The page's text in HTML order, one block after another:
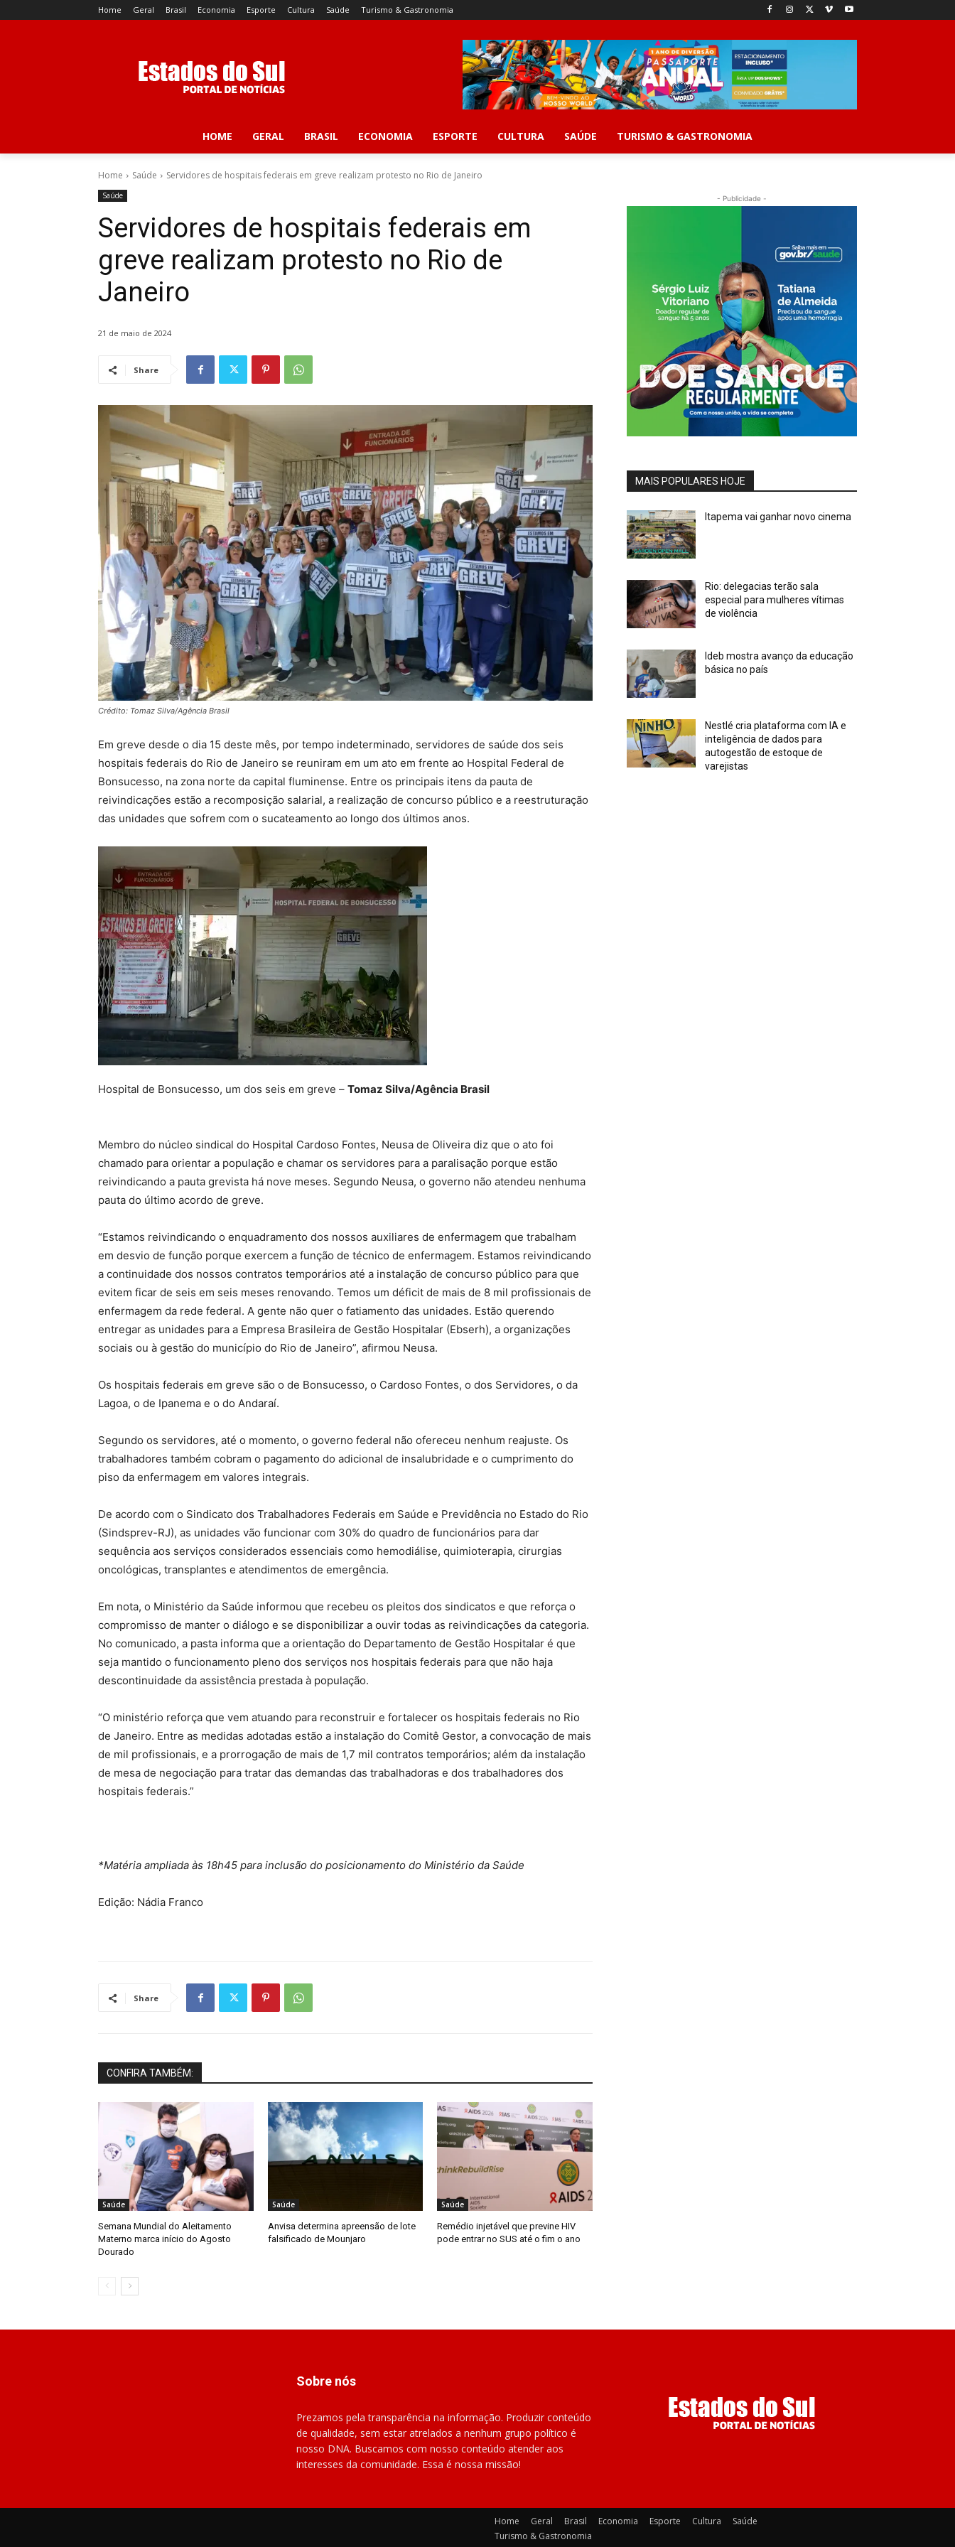
Home Geral Brasil Economia Esporte Cultura Saúde Turismo & Gastronomia
HOME GERAL BRASIL ECONOMIA ESPORTE CULTURA SAÚDE TURISMO & GASTRONOMIA
Home Saúde Servidores de hospitais federais em greve realizam protesto no Rio de Janeiro
Saúde
Servidores de hospitais federais em
greve realizam protesto no Rio de
Janeiro
21 de maio de 2024
Share
Crédito: Tomaz Silva/Agência Brasil
Em greve desde o dia 15 deste mês, por tempo indeterminado, servidores de saúde dos seis
hospitais federais do Rio de Janeiro se reuniram em um ato em frente ao Hospital Federal de
Bonsucesso, na zona norte da capital fluminense. Entre os principais itens da pauta de
reivindicações estão a recomposição salarial, a realização de concurso público e a reestruturação
das unidades que sofrem com o sucateamento ao longo dos últimos anos.
Hospital de Bonsucesso, um dos seis em greve – Tomaz Silva/Agência Brasil
Membro do núcleo sindical do Hospital Cardoso Fontes, Neusa de Oliveira diz que o ato foi
chamado para orientar a população e chamar os servidores para a paralisação porque estão
reivindicando a pauta grevista há nove meses. Segundo Neusa, o governo não atendeu nenhuma
pauta do último acordo de greve.
“Estamos reivindicando o enquadramento dos nossos auxiliares de enfermagem que trabalham
em desvio de função porque exercem a função de técnico de enfermagem. Estamos reivindicando
a continuidade dos nossos contratos temporários até a instalação de concurso público para que
evitem ficar de seis em seis meses renovando. Temos um déficit de mais de 8 mil profissionais de
enfermagem da rede federal. A gente não quer o fatiamento das unidades. Estão querendo
entregar as unidades para a Empresa Brasileira de Gestão Hospitalar (Ebserh), a organizações
sociais ou à gestão do município do Rio de Janeiro”, afirmou Neusa.
Os hospitais federais em greve são o de Bonsucesso, o Cardoso Fontes, o dos Servidores, o da
Lagoa, o de Ipanema e o do Andaraí.
Segundo os servidores, até o momento, o governo federal não ofereceu nenhum reajuste. Os
trabalhadores também cobram o pagamento do adicional de insalubridade e o cumprimento do
piso da enfermagem em valores integrais.
De acordo com o Sindicato dos Trabalhadores Federais em Saúde e Previdência no Estado do Rio
(Sindsprev-RJ), as unidades vão funcionar com 30% do quadro de funcionários para dar
sequência aos serviços considerados essenciais como hemodiálise, quimioterapia, cirurgias
oncológicas, transplantes e atendimentos de emergência.
Em nota, o Ministério da Saúde informou que recebeu os pleitos dos sindicatos e que reforça o
compromisso de manter o diálogo e se disponibilizar a ouvir todas as reivindicações da categoria.
No comunicado, a pasta informa que a orientação do Departamento de Gestão Hospitalar é que
seja mantido o funcionamento pleno dos serviços nos hospitais federais para que não haja
descontinuidade da assistência prestada à população.
“O ministério reforça que vem atuando para reconstruir e fortalecer os hospitais federais no Rio
de Janeiro. Entre as medidas adotadas estão a instalação do Comitê Gestor, a convocação de mais
de mil profissionais, e a prorrogação de mais de 1,7 mil contratos temporários; além da instalação
de mesa de negociação para tratar das demandas das trabalhadoras e dos trabalhadores dos
hospitais federais.”
*Matéria ampliada às 18h45 para inclusão do posicionamento do Ministério da Saúde
Edição: Nádia Franco
Share
CONFIRA TAMBÉM:
Saúde
Semana Mundial do Aleitamento
Materno marca início do Agosto
Dourado
Saúde
Anvisa determina apreensão de lote
falsificado de Mounjaro
Saúde
Remédio injetável que previne HIV
pode entrar no SUS até o fim o ano
- Publicidade -
MAIS POPULARES HOJE
Itapema vai ganhar novo cinema
Rio: delegacias terão sala
especial para mulheres vítimas
de violência
Ideb mostra avanço da educação
básica no país
Nestlé cria plataforma com IA e
inteligência de dados para
autogestão de estoque de
varejistas
Sobre nós
Prezamos pela transparência na informação. Produzir conteúdo
de qualidade, sem estar atrelados a nenhum grupo político é
nosso DNA. Buscamos com nosso conteúdo atender aos
interesses da comunidade. Essa é nossa missão!
Home Geral Brasil Economia Esporte Cultura
Saúde
Turismo & Gastronomia